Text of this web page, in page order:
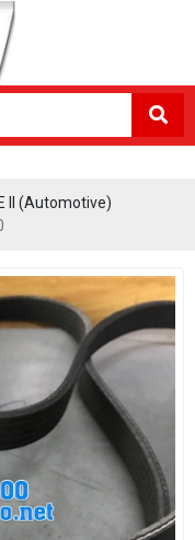
II (Automotive)